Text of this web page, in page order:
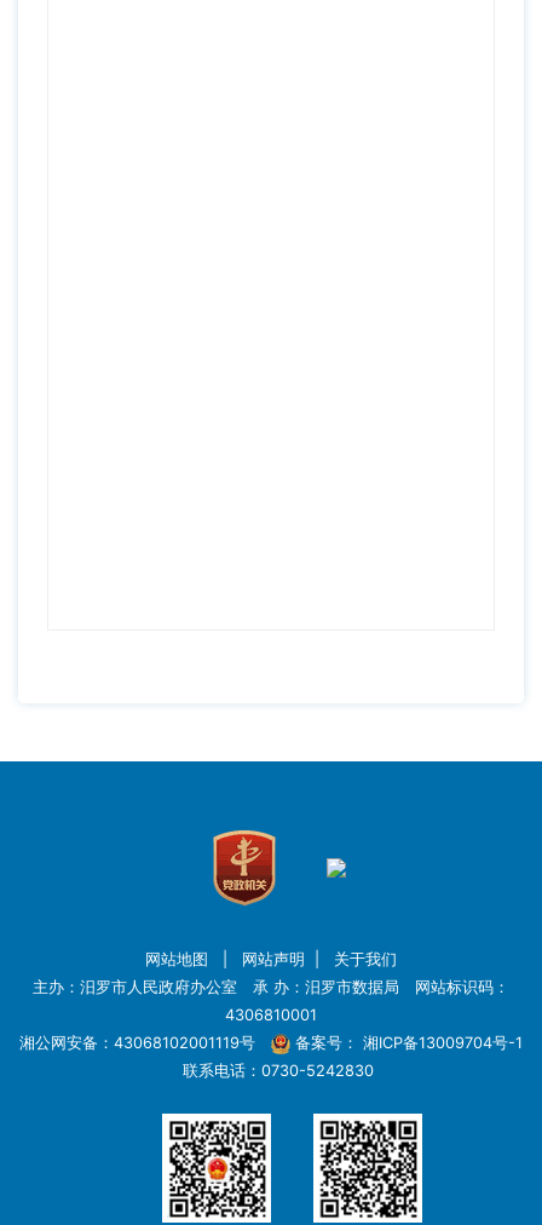
网站地图 网站声明
关于我们
主办：汨罗市人民政府办公室 承 办：汨罗市数据局 网站标识码：
4306810001
湘公网安备：43068102001119号
备案号： 湘ICP备13009704号-1
联系电话：0730-5242830